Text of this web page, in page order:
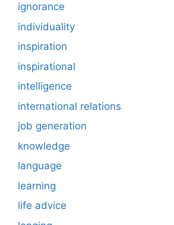
ignorance
individuality
inspiration
inspirational
intelligence
international relations
job generation
knowledge
language
learning
life advice